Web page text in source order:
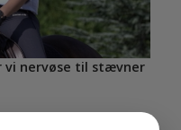
nervøse til stævner